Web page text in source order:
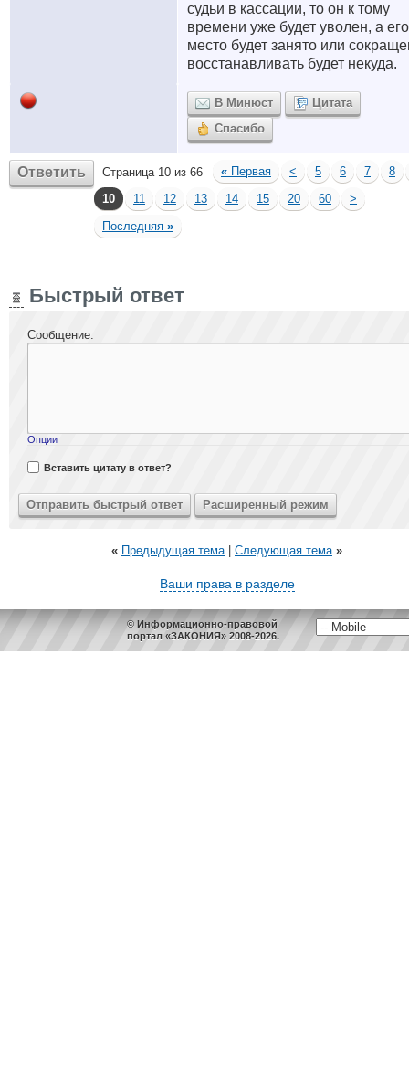
судьи в кассации, то он к тому
времени уже будет уволен, а его
место будет занято или
восстанавливать будет некуда.
В Минюст
Цитата
Спасибо
Ответить Страница 10 из 66 « Первая < 5 6 7
8
10
11 12 13 14 15 20 60
>
Последняя »
Быстрый ответ
Сообщение:
Опции
Вставить цитату в ответ?
« Предыдущая тема| Следующая тема »
Ваши права в разделе
© Информационно-правовой
портал «ЗАКОНИЯ» 2008-2026.